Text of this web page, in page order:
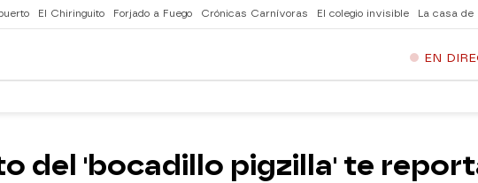
El Chiringuito Forjado a Fuego Crónicas Carnívoras El colegio invisible La casa de
EN
del 'bocadillo pigzilla' te